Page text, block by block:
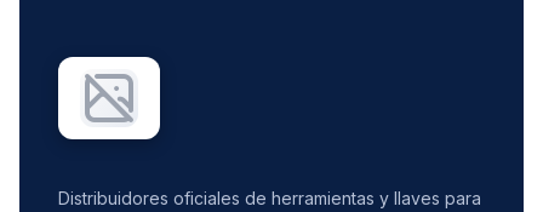
Distribuidores oficiales de herramientas y llaves para